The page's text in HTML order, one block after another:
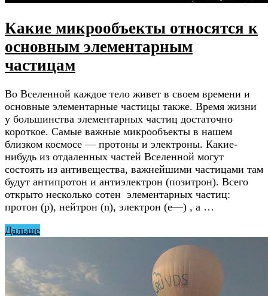
Какие микрообъекты относятся к
основным элементарным
частицам
Во Вселенной каждое тело живет в своем времени и
основные элементарные частицы также. Время жизни
у большинства элементарных частиц достаточно
короткое. Самые важные микрообъекты в нашем
близком космосе — протоны и электроны. Какие-
нибудь из отдаленных частей Вселенной могут
состоять из антивещества, важнейшими частицами там
будут антипротон и антиэлектрон (позитрон). Всего
открыто несколько сотен элементарных частиц:
протон (р), нейтрон (n), электрон (e—) , а …
Дальше